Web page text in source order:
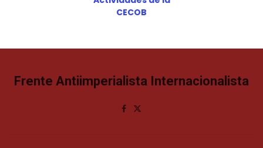
CECOB
Frente Antiimperialista Internacionalista